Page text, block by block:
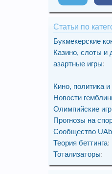
Статьи по
Букмекерские
Казино, слоты и
азартные игры:
Кино, политика и
Новости
Олимпийские
Прогнозы на
Сообщество
Теория беттинга:
Тотализаторы: